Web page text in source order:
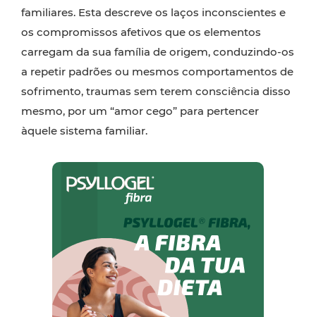
familiares. Esta descreve os laços inconscientes e
os compromissos afetivos que os elementos
carregam da sua família de origem, conduzindo-os
a repetir padrões ou mesmos comportamentos de
sofrimento, traumas sem terem consciência disso
mesmo, por um “amor cego” para pertencer
àquele sistema familiar.